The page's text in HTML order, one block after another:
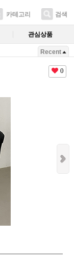
카테고리 검색
관심상품
Recent
0